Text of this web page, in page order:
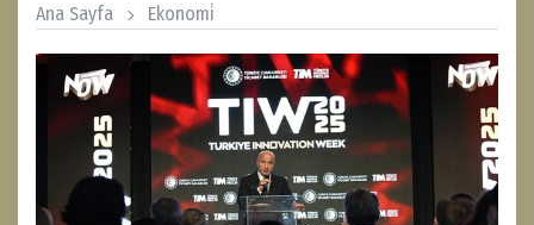
Ana Sayfa Ekonomi̇